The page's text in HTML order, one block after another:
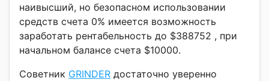
наивысший, но безопасном использовании
средств счета 0% имеется возможность
заработать рентабельность до $388752 , при
начальном балансе счета $10000.
Советник GRINDER достаточно уверенно